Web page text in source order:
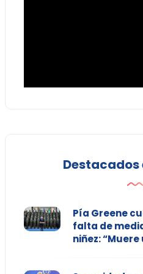
Destacados
Pía Greene
falta de
niñez: